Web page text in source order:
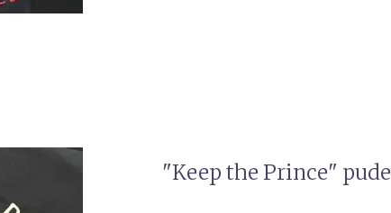
"Keep the Prince" pude